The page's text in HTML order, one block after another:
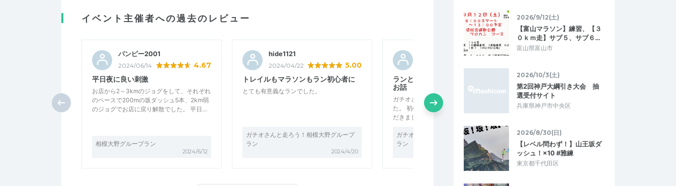
イベント主催者への過去のレビュー
パンピー2001
2024/06/14 4.67
平日夜に良い刺激
お店から2～3kmのジョグをして、それぞれ
のペースで200mの坂ダッシュ5本、2km弱
のジョグでお店に戻り解散でした。 平日…
相模大野グループラン
2024/6/12
hide1121
2024/04/22 5.00
トレイルもマラソンもラン初心者に
とても有意義なランでした。
ガチオさんと走ろう！相模大野グループ
ラン
2024/4/20
ランとトレイルランの基本的知識の
お話
ガチオさんはとても親切で優しい方でし
た。 初心者にいろいろなことを教えていた
だきました。 絵心もあり、Tシャツにかわ…
ガチオさんと走ろう！相模大野グループ
ラン
2024/4/19
気分爽快みんな和気あいあいグルラ
ン^ ^
グループランイベントに初めて参加しまし
た！ガチオさんに実際にお会いしてお話で
ガチオさんと走ろう！相模大野グループ
ラン
2026/9/12(土)
【富山マラソン】練習、【３
０ｋｍ走】サブ５、サブ６…
富山県富山市
2026/10/3(土)
第2回神戸大綱引き大会 抽
選受付サイト
兵庫県神戸市中央区
2026/8/30(日)
【レベル問わず！】山王坂ダ
ッシュ！×10 #雅練
東京都千代田区